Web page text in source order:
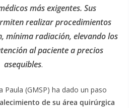
más exigentes. Sus
realizar procedimientos
mínima radiación, elevando los
al paciente a precios
asequibles.
Paula (GMSP) ha dado un paso
de su área quirúrgica